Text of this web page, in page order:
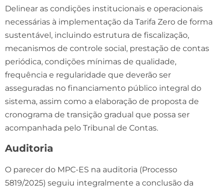
Delinear as condições institucionais e operacionais
necessárias à implementação da Tarifa Zero de forma
sustentável, incluindo estrutura de fiscalização,
mecanismos de controle social, prestação de contas
periódica, condições mínimas de qualidade,
frequência e regularidade que deverão ser
asseguradas no financiamento público integral do
sistema, assim como a elaboração de proposta de
cronograma de transição gradual que possa ser
acompanhada pelo Tribunal de Contas.
Auditoria
O parecer do MPC-ES na auditoria (Processo
5819/2025) seguiu integralmente a conclusão da